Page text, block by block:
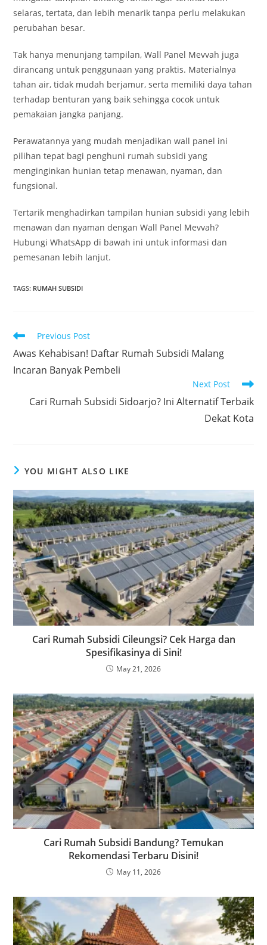
selaras, tertata, dan lebih menarik tanpa perlu melakukan
perubahan besar.
Tak hanya menunjang tampilan, Wall Panel Mevvah juga
dirancang untuk penggunaan yang praktis. Materialnya
tahan air, tidak mudah berjamur, serta memiliki daya tahan
terhadap benturan yang baik sehingga cocok untuk
pemakaian jangka panjang.
Perawatannya yang mudah menjadikan wall panel ini
pilihan tepat bagi penghuni rumah subsidi yang
menginginkan hunian tetap menawan, nyaman, dan
fungsional.
Tertarik menghadirkan tampilan hunian subsidi yang lebih
menawan dan nyaman dengan Wall Panel Mevvah?
Hubungi WhatsApp di bawah ini untuk informasi dan
pemesanan lebih lanjut.
TAGS: RUMAH SUBSIDI
Read
articles
Previous Post
Awas Kehabisan! Daftar Rumah Subsidi Malang
Incaran Banyak Pembeli
Next Post
Cari Rumah Subsidi Sidoarjo? Ini Alternatif Terbaik
Dekat Kota
YOU MIGHT ALSO LIKE
Cari Rumah Subsidi Cileungsi? Cek Harga dan
Spesifikasinya di Sini!
May 21, 2026
Cari Rumah Subsidi Bandung? Temukan
Rekomendasi Terbaru Disini!
May 11, 2026